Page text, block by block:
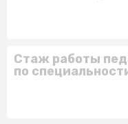
Стаж работы
по